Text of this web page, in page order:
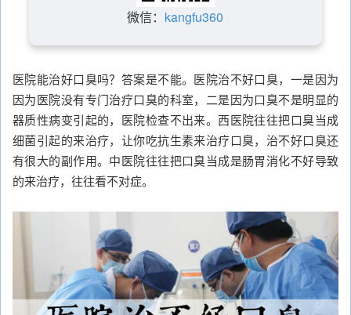
微信： kangfu360
医院能治好口臭吗？答案是不能。医院治不好口臭，一是因为
因为医院没有专门治疗口臭的科室，二是因为口臭不是明显的
器质性病变引起的，医院检查不出来。西医院往往把口臭当成
细菌引起的来治疗，让你吃抗生素来治疗口臭，治不好口臭还
有很大的副作用。中医院往往把口臭当成是肠胃消化不好导致
的来治疗，往往看不对症。